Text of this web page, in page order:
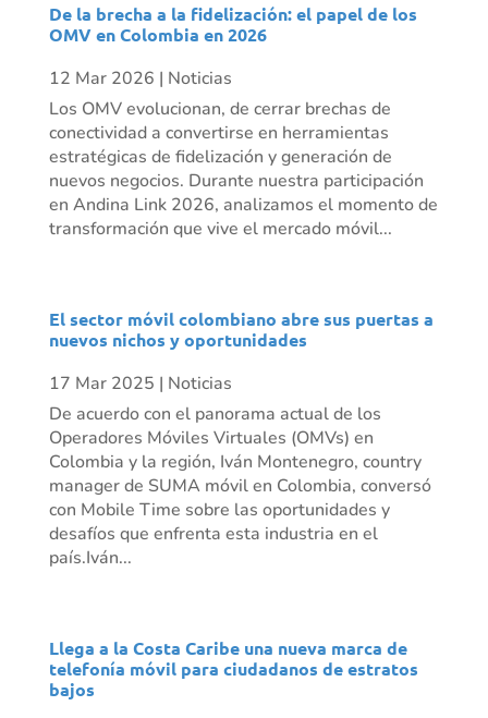
De la brecha a la fidelización: el papel de los
OMV en Colombia en 2026
12 Mar 2026 | Noticias
Los OMV evolucionan, de cerrar brechas de
conectividad a convertirse en herramientas
estratégicas de fidelización y generación de
nuevos negocios. Durante nuestra participación
en Andina Link 2026, analizamos el momento de
transformación que vive el mercado móvil...
El sector móvil colombiano abre sus puertas a
nuevos nichos y oportunidades
17 Mar 2025 | Noticias
De acuerdo con el panorama actual de los
Operadores Móviles Virtuales (OMVs) en
Colombia y la región, Iván Montenegro, country
manager de SUMA móvil en Colombia, conversó
con Mobile Time sobre las oportunidades y
desafíos que enfrenta esta industria en el
país.Iván...
Llega a la Costa Caribe una nueva marca de
telefonía móvil para ciudadanos de estratos
bajos